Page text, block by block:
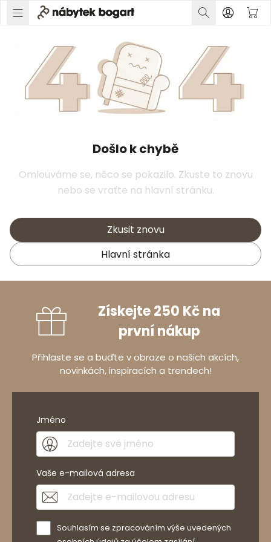
Došlo k chybě
Omlouváme se, něco se pokazilo. Zkuste to znovu
nebo se vraťte na hlavní stránku.
Zkusit znovu
Hlavní stránka
Získejte 250 Kč na
první nákup
Přihlaste se a buďte v obraze o našich akcích,
novinkách, inspiracích a trendech!
Jméno
Vaše e-mailová adresa
Souhlasím se zpracováním výše uvedených